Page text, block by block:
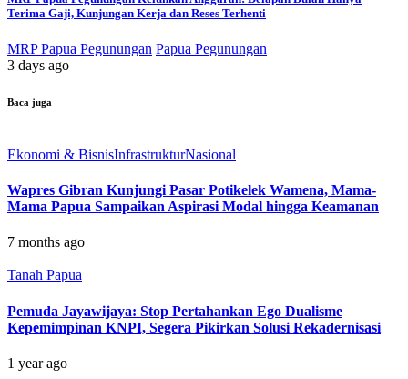
Terima Gaji, Kunjungan Kerja dan Reses Terhenti
MRP Papua Pegunungan Papua Pegunungan
3 days ago
Baca juga
Ekonomi & BisnisInfrastrukturNasional
Wapres Gibran Kunjungi Pasar Potikelek Wamena, Mama-
Mama Papua Sampaikan Aspirasi Modal hingga Keamanan
7 months ago
Tanah Papua
Pemuda Jayawijaya: Stop Pertahankan Ego Dualisme
Kepemimpinan KNPI, Segera Pikirkan Solusi Rekadernisasi
1 year ago